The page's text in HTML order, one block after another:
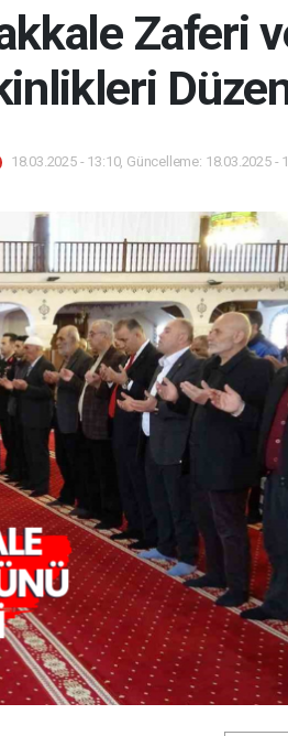
Zaferi
18.03.2025 - 13:10, Güncelleme: 18.03.2025 -